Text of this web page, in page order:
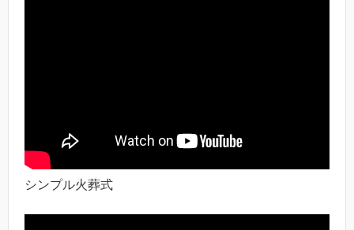
シンプル火葬式